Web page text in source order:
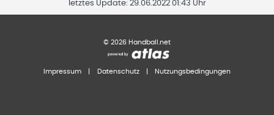
letztes Update: 29.06.2022 01:43 Uhr
© 2026 Handball.net
Impressum Datenschutz Nutzungsbedingungen